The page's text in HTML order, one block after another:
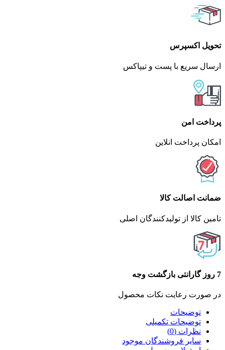
تحویل اکسپرس
ارسال سریع با پست و تیپاکس
پرداخت امن
امکان پرداخت انلاین
ضمانت اصالت کالا
تامین کالا از تولیدکنندگان اصلی
7 روز گارانتی بازگشت وجه
در صورت رعایت نکات محصول
توضیحات
توضیحات تکمیلی
نظرات (0)
سایر فروشندگان موجود